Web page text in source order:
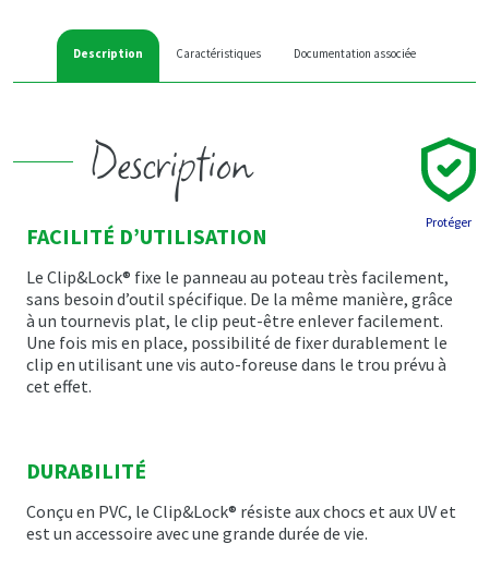
Description Caractéristiques Documentation associée
Description
Protéger
FACILITÉ D’UTILISATION
Le Clip&Lock® fixe le panneau au poteau très facilement,
sans besoin d’outil spécifique. De la même manière, grâce
à un tournevis plat, le clip peut-être enlever facilement.
Une fois mis en place, possibilité de fixer durablement le
clip en utilisant une vis auto-foreuse dans le trou prévu à
cet effet.
DURABILITÉ
Conçu en PVC, le Clip&Lock® résiste aux chocs et aux UV et
est un accessoire avec une grande durée de vie.